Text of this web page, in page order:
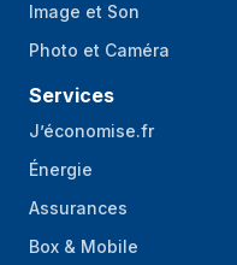
Image et Son
Photo et Caméra
Services
J’économise.fr
Énergie
Assurances
Box & Mobile